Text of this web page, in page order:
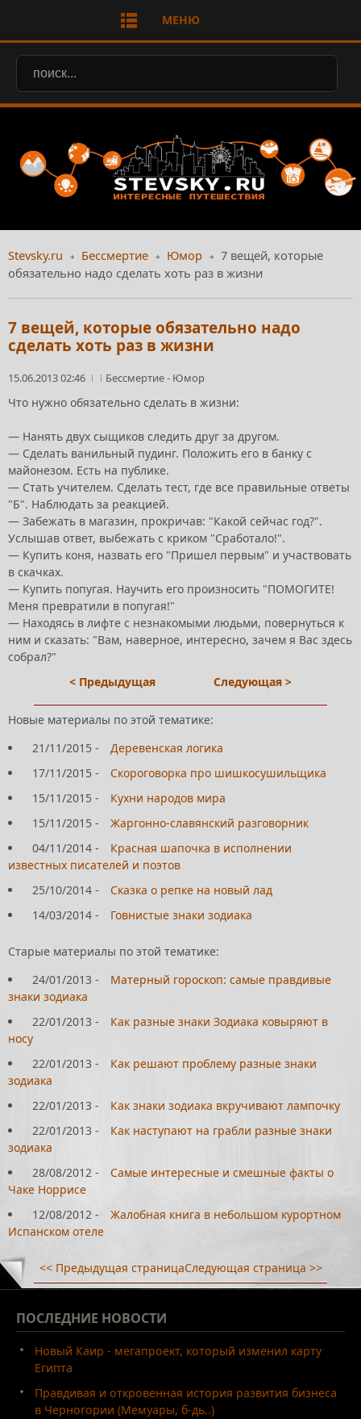
МЕНЮ
Stevsky.ru Бессмертие Юмор
7 вещей, которые
обязательно надо сделать хоть раз в жизни
7 вещей, которые обязательно надо
сделать хоть раз в жизни
15.06.2013 02:46 Бессмертие- Юмор
Что нужно обязательно сделать в жизни:
— Нанять двух сыщиков следить друг за другом.
— Сделать ванильный пудинг. Положить его в банку с
майонезом. Есть на публике.
— Стать учителем. Сделать тест, где все правильные ответы
"Б". Наблюдать за реакцией.
— Забежать в магазин, прокричав: "Какой сейчас год?".
Услышав ответ, выбежать с криком "Сработало!".
— Купить коня, назвать его "Пришел первым" и участвовать
в скачках.
— Купить попугая. Научить его произносить "ПОМОГИТЕ!
Меня превратили в попугая!"
— Находясь в лифте с незнакомыми людьми, повернуться к
ним и сказать: "Вам, наверное, интересно, зачем я Вас здесь
собрал?"
< Предыдущая
Следующая >
Новые материалы по этой тематике:
21/11/2015 -
Деревенская логика
17/11/2015 -
Скороговорка про шишкосушильщика
15/11/2015 -
Кухни народов мира
15/11/2015 -
Жаргонно-славянский разговорник
04/11/2014 -
Красная шапочка в исполнении
известных писателей и поэтов
25/10/2014 -
Сказка о репке на новый лад
14/03/2014 - Говнистые знаки зодиака
Старые материалы по этой тематике:
24/01/2013 -
Матерный гороскоп: самые правдивые
знаки зодиака
22/01/2013 -
Как разные знаки Зодиака ковыряют в
носу
22/01/2013 -
Как решают проблему разные знаки
зодиака
22/01/2013 -
Как знаки зодиака вкручивают лампочку
22/01/2013 -
Как наступают на грабли разные знаки
зодиака
28/08/2012 -
Самые интересные и смешные факты о
Чаке Норрисе
12/08/2012 -
Жалобная книга в небольшом курортном
Испанском отеле
<< Предыдущая страницаСледующая страница >>
ПОСЛЕДНИЕ НОВОСТИ
Новый Каир - мегапроект, который изменил карту
Египта
Правдивая и откровенная история развития бизнеса
в Черногории (Мемуары, б-дь..)